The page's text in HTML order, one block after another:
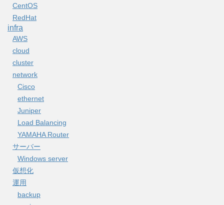
CentOS
RedHat
infra
AWS
cloud
cluster
network
Cisco
ethernet
Juniper
Load Balancing
YAMAHA Router
サーバー
Windows server
仮想化
運用
backup